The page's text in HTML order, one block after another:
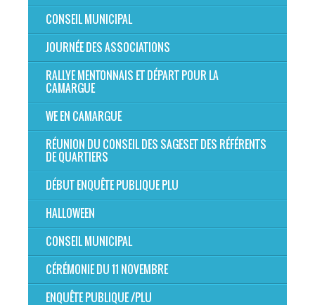
CONSEIL MUNICIPAL
JOURNÉE DES ASSOCIATIONS
RALLYE MENTONNAIS ET DÉPART POUR LA
CAMARGUE
WE EN CAMARGUE
RÉUNION DU CONSEIL DES SAGESET DES RÉFÉRENTS
DE QUARTIERS
DÉBUT ENQUÊTE PUBLIQUE PLU
HALLOWEEN
CONSEIL MUNICIPAL
CÉRÉMONIE DU 11 NOVEMBRE
ENQUÊTE PUBLIQUE /PLU